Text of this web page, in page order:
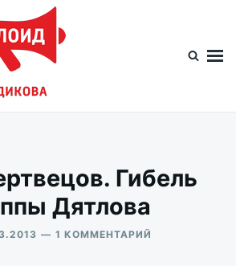
Гибель
Дятлова
1 КОММЕНТАРИЙ